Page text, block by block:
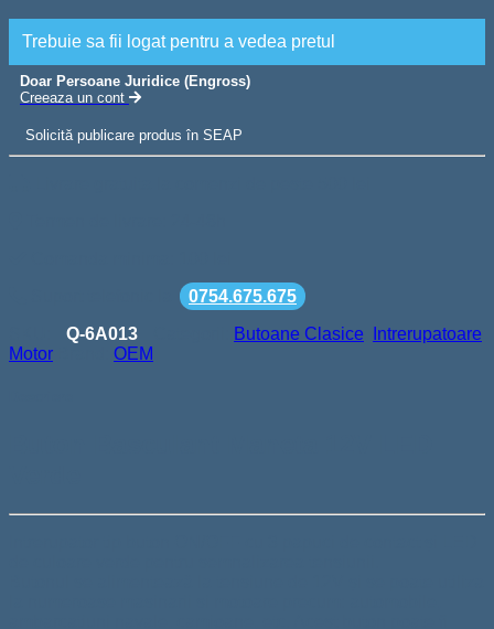
Trebuie sa fii logat pentru a vedea pretul
Doar Persoane Juridice (Engross)
Creeaza un cont
Solicită publicare produs în SEAP
0754.675.675
Q-6A013 Butoane Clasice
Intrerupatoare
Motor
OEM